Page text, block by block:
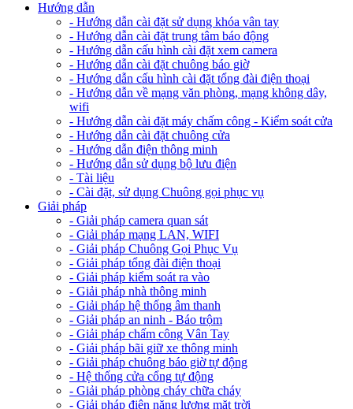
Hướng dẫn
- Hướng dẫn cài đặt sử dụng khóa vân tay
- Hướng dẫn cài đặt trung tâm báo động
- Hướng dẫn cấu hình cài đặt xem camera
- Hướng dẫn cài đặt chuông báo giờ
- Hướng dẫn cấu hình cài đặt tổng đài điện thoại
- Hướng dẫn về mạng văn phòng, mạng không dây,
wifi
- Hướng dẫn cài đặt máy chấm công - Kiểm soát cửa
- Hướng dẫn cài đặt chuông cửa
- Hướng dẫn điện thông minh
- Hướng dẫn sử dụng bộ lưu điện
- Tài liệu
- Cài đặt, sử dụng Chuông gọi phục vụ
Giải pháp
- Giải pháp camera quan sát
- Giải pháp mạng LAN, WIFI
- Giải pháp Chuông Gọi Phục Vụ
- Giải pháp tổng đài điện thoại
- Giải pháp kiểm soát ra vào
- Giải pháp nhà thông minh
- Giải pháp hệ thống âm thanh
- Giải pháp an ninh - Báo trộm
- Giải pháp chấm công Vân Tay
- Giải pháp bãi giữ xe thông minh
- Giải pháp chuông báo giờ tự động
- Hệ thống cửa cổng tự động
- Giải pháp phòng cháy chữa cháy
- Giải pháp điện năng lượng mặt trời